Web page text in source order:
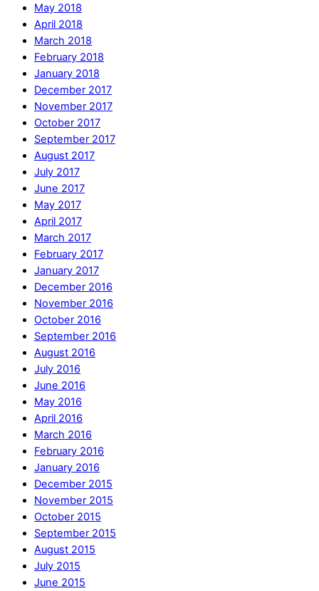
May 2018
April 2018
March 2018
February 2018
January 2018
December 2017
November 2017
October 2017
September 2017
August 2017
July 2017
June 2017
May 2017
April 2017
March 2017
February 2017
January 2017
December 2016
November 2016
October 2016
September 2016
August 2016
July 2016
June 2016
May 2016
April 2016
March 2016
February 2016
January 2016
December 2015
November 2015
October 2015
September 2015
August 2015
July 2015
June 2015